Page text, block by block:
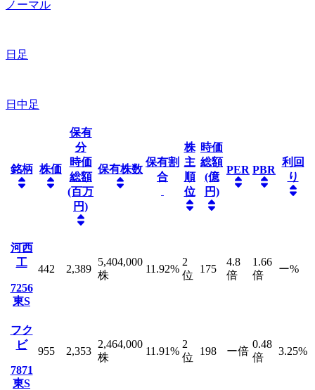
ノーマル
日足
日中足
銘柄 株価
保有
分
時価
総額
(百万
円)
保有株数
保有割
合
株
主
順
位
時価
総額
(億
円)
PER PBR
利回
り
河西
工
7256
東S
442 2,389
5,404,000
株
11.92%
2
位
175
4.8
倍
1.66
倍
ー%
フク
ビ
7871
東S
955 2,353
2,464,000
株
11.91%
2
位
198 ー倍
0.48
倍
3.25%